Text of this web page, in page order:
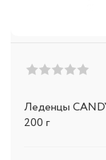
Леденцы
200 г